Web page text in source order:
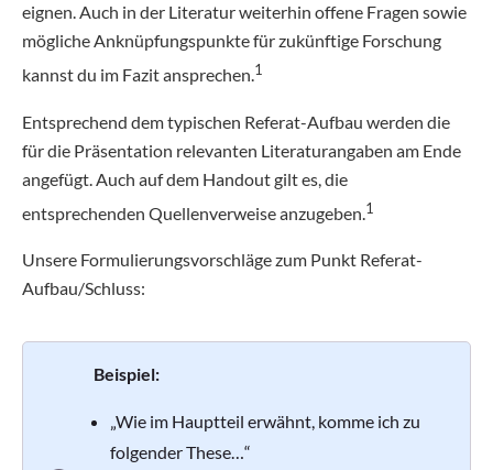
eignen. Auch in der Literatur weiterhin offene Fragen sowie
mögliche Anknüpfungspunkte für zukünftige Forschung
kannst du im Fazit ansprechen.1
Entsprechend dem typischen Referat-Aufbau werden die
für die Präsentation relevanten Literaturangaben am Ende
angefügt. Auch auf dem Handout gilt es, die
entsprechenden Quellenverweise anzugeben.1
Unsere Formulierungsvorschläge zum Punkt Referat-
Aufbau/Schluss:
Beispiel:
„Wie im Hauptteil erwähnt, komme ich zu
folgender These…“